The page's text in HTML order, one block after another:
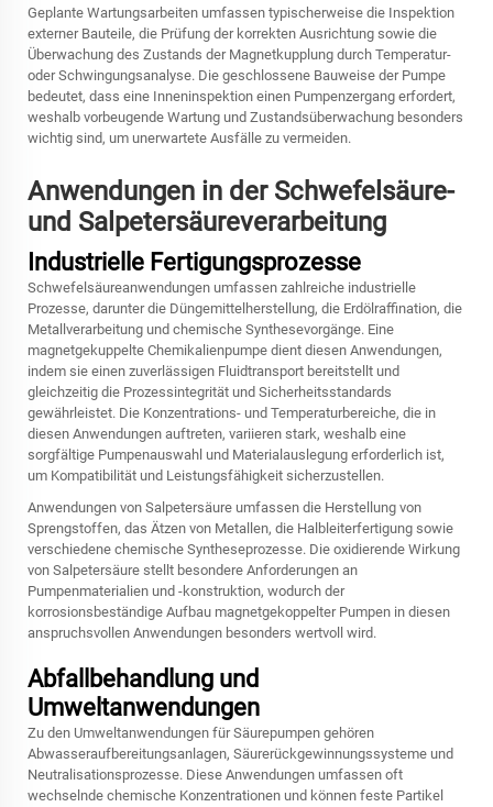
Geplante Wartungsarbeiten umfassen typischerweise die Inspektion
externer Bauteile, die Prüfung der korrekten Ausrichtung sowie die
Überwachung des Zustands der Magnetkupplung durch Temperatur-
oder Schwingungsanalyse. Die geschlossene Bauweise der Pumpe
bedeutet, dass eine Inneninspektion einen Pumpenzergang erfordert,
weshalb vorbeugende Wartung und Zustandsüberwachung besonders
wichtig sind, um unerwartete Ausfälle zu vermeiden.
Anwendungen in der Schwefelsäure-
und Salpetersäureverarbeitung
Industrielle Fertigungsprozesse
Schwefelsäureanwendungen umfassen zahlreiche industrielle
Prozesse, darunter die Düngemittelherstellung, die Erdölraffination, die
Metallverarbeitung und chemische Synthesevorgänge. Eine
magnetgekuppelte Chemikalienpumpe dient diesen Anwendungen,
indem sie einen zuverlässigen Fluidtransport bereitstellt und
gleichzeitig die Prozessintegrität und Sicherheitsstandards
gewährleistet. Die Konzentrations- und Temperaturbereiche, die in
diesen Anwendungen auftreten, variieren stark, weshalb eine
sorgfältige Pumpenauswahl und Materialauslegung erforderlich ist,
um Kompatibilität und Leistungsfähigkeit sicherzustellen.
Anwendungen von Salpetersäure umfassen die Herstellung von
Sprengstoffen, das Ätzen von Metallen, die Halbleiterfertigung sowie
verschiedene chemische Syntheseprozesse. Die oxidierende Wirkung
von Salpetersäure stellt besondere Anforderungen an
Pumpenmaterialien und -konstruktion, wodurch der
korrosionsbeständige Aufbau magnetgekoppelter Pumpen in diesen
anspruchsvollen Anwendungen besonders wertvoll wird.
Abfallbehandlung und
Umweltanwendungen
Zu den Umweltanwendungen für Säurepumpen gehören
Abwasseraufbereitungsanlagen, Säurerückgewinnungssysteme und
Neutralisationsprozesse. Diese Anwendungen umfassen oft
wechselnde chemische Konzentrationen und können feste Partikel